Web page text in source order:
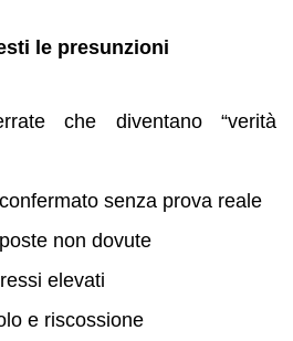
le presunzioni
che diventano “verità
senza prova reale
non dovute
elevati
e riscossione